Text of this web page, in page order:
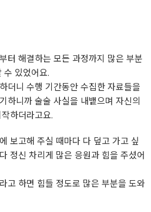
터 해결하는 모든 과정까지 많은 부분
수 있었어요.
더니 수행 기간동안 수집한 자료들을
하니까 술술 사실을 내뱉으며 자신의
하더라고요.
보고해 주실 때마다 다 덮고 가고 싶
정신 차리게 많은 응원과 힘을 주셨어
고 하면 힘들 정도로 많은 부분을 도와